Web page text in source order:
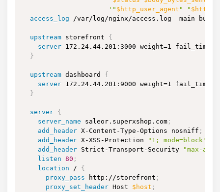
'" $http_user_agent " "
access_log /var/log/nginx/access.log  main
upstream storefront
{
server 172.24.44.201:3000 weight=1
}
upstream dashboard
{
server 172.24.44.201:9000 weight=1
}
server {
server_name saleor.superxshop.com ;
add_header X-Content-Type-Options nosniff ;
add_header X-XSS-Protection "1; mode=block"
add_header Strict-Transport-Security
"max-
listen 80 ;
location /
{
proxy_pass http://storefront ;
proxy_set_header Host $host ;